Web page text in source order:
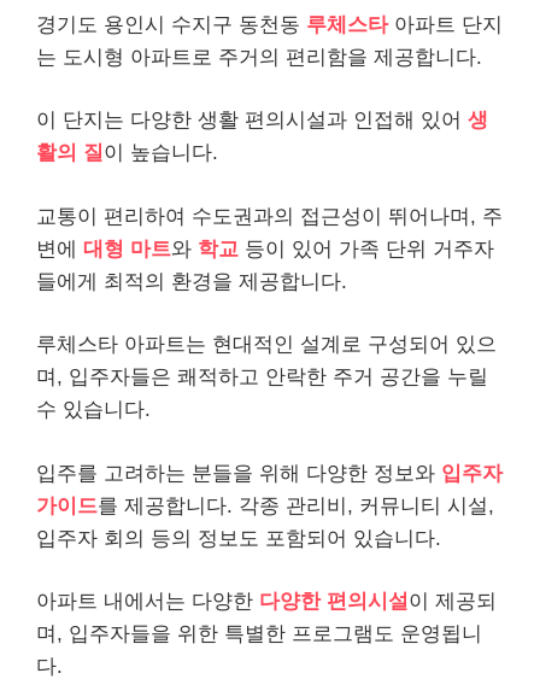
경기도 용인시 수지구 동천동 루체스타아파트 단지
는 도시형 아파트로 주거의 편리함을 제공합니다.
이 단지는 다양한 생활 편의시설과 인접해 있어 생
활의 질이 높습니다.
교통이 편리하여 수도권과의 접근성이 뛰어나며, 주
변에 대형 마트와 학교 등이 있어 가족 단위 거주자
들에게 최적의 환경을 제공합니다.
루체스타 아파트는 현대적인 설계로 구성되어 있으
며, 입주자들은 쾌적하고 안락한 주거 공간을 누릴
수 있습니다.
입주를 고려하는 분들을 위해 다양한 정보와 입주자
가이드를 제공합니다. 각종 관리비, 커뮤니티 시설,
입주자 회의 등의 정보도 포함되어 있습니다.
아파트 내에서는 다양한 다양한 편의시설이 제공되
며, 입주자들을 위한 특별한 프로그램도 운영됩니
다.